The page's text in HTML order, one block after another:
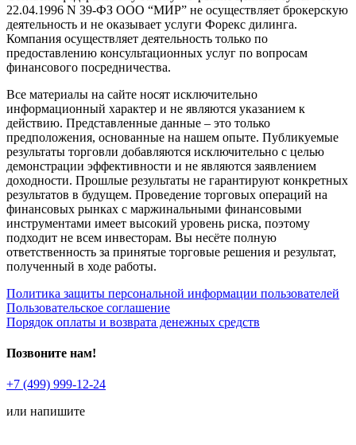
22.04.1996 N 39-ФЗ ООО “МИР” не осуществляет брокерскую
деятельность и не оказывает услуги Форекс дилинга.
Компания осуществляет деятельность только по
предоставлению консультационных услуг по вопросам
финансового посредничества.
Все материалы на сайте носят исключительно
информационный характер и не являются указанием к
действию. Представленные данные – это только
предположения, основанные на нашем опыте. Публикуемые
результаты торговли добавляются исключительно с целью
демонстрации эффективности и не являются заявлением
доходности. Прошлые результаты не гарантируют конкретных
результатов в будущем. Проведение торговых операций на
финансовых рынках с маржинальными финансовыми
инструментами имеет высокий уровень риска, поэтому
подходит не всем инвесторам. Вы несёте полную
ответственность за принятые торговые решения и результат,
полученный в ходе работы.
Политика защиты персональной информации пользователей
Пользовательское соглашение
Порядок оплаты и возврата денежных средств
Позвоните нам!
+7 (499) 999-12-24
или напишите